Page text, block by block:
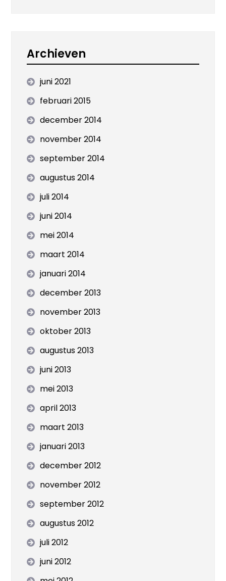
Archieven
juni 2021
februari 2015
december 2014
november 2014
september 2014
augustus 2014
juli 2014
juni 2014
mei 2014
maart 2014
januari 2014
december 2013
november 2013
oktober 2013
augustus 2013
juni 2013
mei 2013
april 2013
maart 2013
januari 2013
december 2012
november 2012
september 2012
augustus 2012
juli 2012
juni 2012